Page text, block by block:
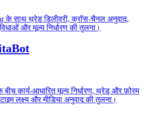
के साथ थ्रेड डिलीवरी, क्रॉस-चैनल अनुवाद,
और मूल्य निर्धारण की तुलना।
कार्य-आधारित मूल्य निर्धारण, थ्रेड और फ़ोरम
लक्ष्य और मीडिया अनुवाद की तुलना।